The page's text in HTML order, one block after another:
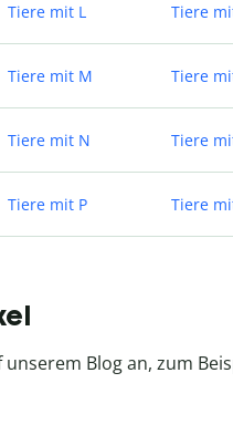
Tiere mit L Tiere
Tiere mit M Tiere
Tiere mit N Tiere
Tiere mit P Tiere
Blog an, zum